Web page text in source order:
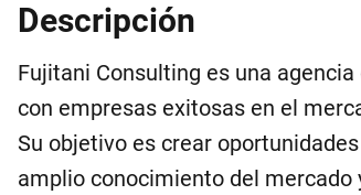
Descripción
Fujitani Consulting es una
con empresas exitosas en el
Su objetivo es crear
amplio conocimiento del mercado